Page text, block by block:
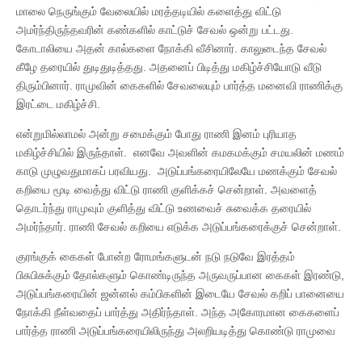
மாலை நெருங்கும் வேலையில் மரத்தடியில் களைத்து விட்டு
அமர்ந்திருந்தவரின் கண்களில் காட்டுச் சேவல் ஒன்று பட்டது.
கோடாலியை அதன் கால்களை நோக்கி வீசினார். காலுடைந்த சேவல்
கீழே தரையில் துடிதுடித்தது. அதனைப் பிடித்து மகிழ்ச்சியோடு வீடு
திரும்பினார். ராமுவின் கைகளில் சேவலையும் பார்த்த மனைவி ராணிக்கு
இரட்டை மகிழ்ச்சி.
என்றுமில்லாமல் அன்று சமைக்கும் போது ராணி இனம் புரியாத
மகிழ்ச்சியில் இருந்தாள். எனவே அவளின் கமகமக்கும் சமயலின் மணம்
காடு முழுவதுமாகப் பரவியது. அடுப்பங்கரையிலேயே மணக்கும் சேவல்
கறியை மூடி வைத்து விட்டு ராணி குளிக்கச் சென்றாள். அவளைத்
தொடர்ந்து ராமுவும் குளித்து விட்டு உணவைச் சுவைக்க தரையில்
அமர்ந்தார். ராணி சேவல் கறியை எடுக்க அடுப்பங்கரைக்குச் சென்றாள்.
குரங்குக் கைகள் போன்ற ரோமங்களுடன் நடு நடுவே இரத்தம்
பிசுபிசுக்கும் தோல்களும் கொண்டிருந்த அருவருப்பான கைகள் இரண்டு,
அடுப்பங்கரையின் ஜன்னல் கம்பிகளின் இடையே சேவல் கறிப் பானையை
நோக்கி நீள்வதைப் பார்த்து அதிர்ந்தாள். அந்த அகோரமான கைகளைப்
பார்த்த ராணி அடுப்பங்கரையிலிருந்து அலறியடித்து கொண்டு ராமுவை